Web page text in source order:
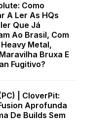
Como
A Ler As HQs
Que Já
Ao Brasil, Com
Metal,
Bruxa E
Fugitivo?
| CloverPit:
Aprofunda
De Builds Sem